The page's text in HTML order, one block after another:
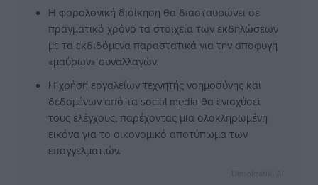
Η φορολογική διοίκηση θα διασταυρώνει σε
πραγματικό χρόνο τα στοιχεία των εκδηλώσεων
με τα εκδιδόμενα παραστατικά για την αποφυγή
«μαύρων» συναλλαγών.
Η χρήση εργαλείων τεχνητής νοημοσύνης και
δεδομένων από τα social media θα ενισχύσει
τους ελέγχους, παρέχοντας μια ολοκληρωμένη
εικόνα για το οικονομικό αποτύπωμα των
επαγγελματιών.